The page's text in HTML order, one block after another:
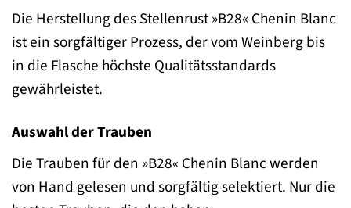
Die Herstellung des Stellenrust »B28« Chenin Blanc
ist ein sorgfältiger Prozess, der vom Weinberg bis
in die Flasche höchste Qualitätsstandards
gewährleistet.
Auswahl der Trauben
Die Trauben für den »B28« Chenin Blanc werden
von Hand gelesen und sorgfältig selektiert. Nur die